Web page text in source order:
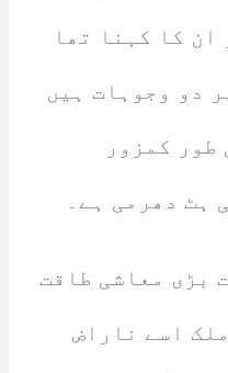
ان کا کہنا تھا
دو وجوہات ہیں
طور کمزور
ہٹ دھرمی ہے۔
بڑی معاشی طاقت
اسے ناراض